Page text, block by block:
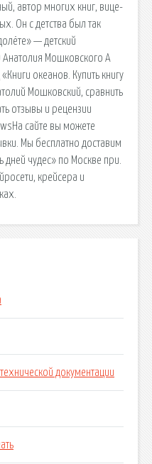
автор многих книг, вице-
Он с детства был так
— детский
Анатолия Мошковского А
океанов. Купить книгу
Мошковский, сравнить
отзывы и рецензии
сайте вы можете
Мы бесплатно доставим
дней чудес» по Москве при.
крейсера и
документации